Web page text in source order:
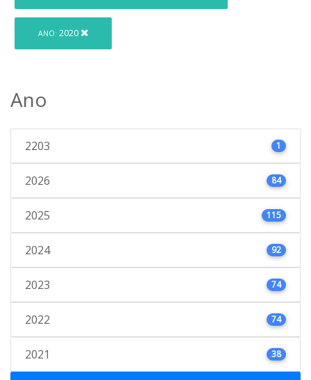
ANO: 2020
Ano
2203 1
2026 84
2025 115
2024 92
2023 74
2022 74
2021 38